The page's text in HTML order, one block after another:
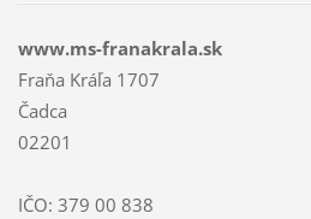
www.ms-franakrala.sk
Fraňa Kráľa 1707
Čadca
02201
IČO: 379 00 838